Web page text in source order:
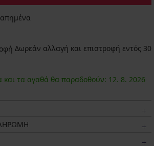
Δωρεάν αλλαγή και επιστροφή εντός 30
και τα αγαθά θα παραδοθούν: 12. 8. 2026